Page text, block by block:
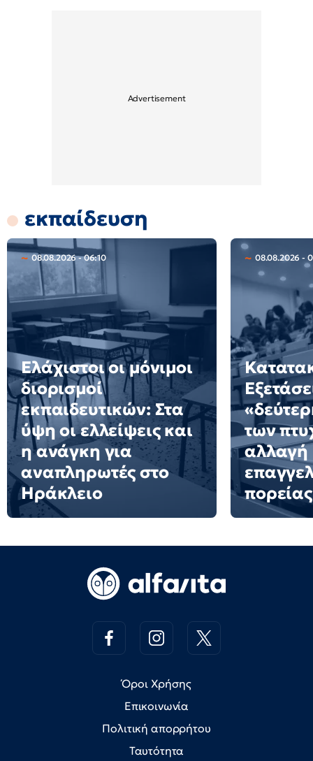
εκπαίδευση
08.08.2026 - 06:10
Ελάχιστοι οι μόνιμοι
διορισμοί
εκπαιδευτικών: Στα
ύψη οι ελλείψεις και
η ανάγκη για
αναπληρωτές στο
Ηράκλειο
08.08.2026 -
των
αλλαγή
πορείας
Όροι Χρήσης
Επικοινωνία
Πολιτική απορρήτου
Ταυτότητα